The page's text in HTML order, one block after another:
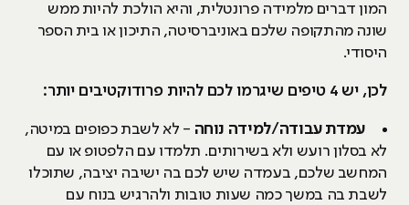
המון דברים מלמידה פרונטלית, והיא הולכת להיות ממש
שונה מהתקופה שלכם באוניברסיטה, התיכון או בית הספר
היסודי.
לכן, יש 4 טיפים שיגרמו לכם להיות פרודוקטיבים יותר:
עמדת עבודה/למידה נוחה - לא לשבת כפופים במיטה,
לא בסלון רועש ולא בשירותים. תלמדו עם הלפטופ או עם
המחשב שלכם, בעמדה שיש לכם בה ישיבה יציבה, שתוכלו
לשבת בה במשך כמה שעות טובות ולהרגיש בנוח עם